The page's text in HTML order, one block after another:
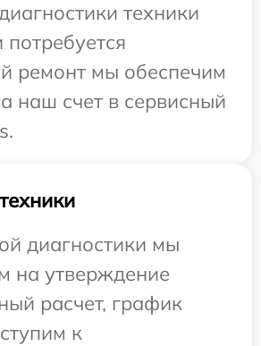
техники
потребуется
ремонт мы обеспечим
наш счет в сервисный
диагностики мы
на утверждение
расчет, график
к